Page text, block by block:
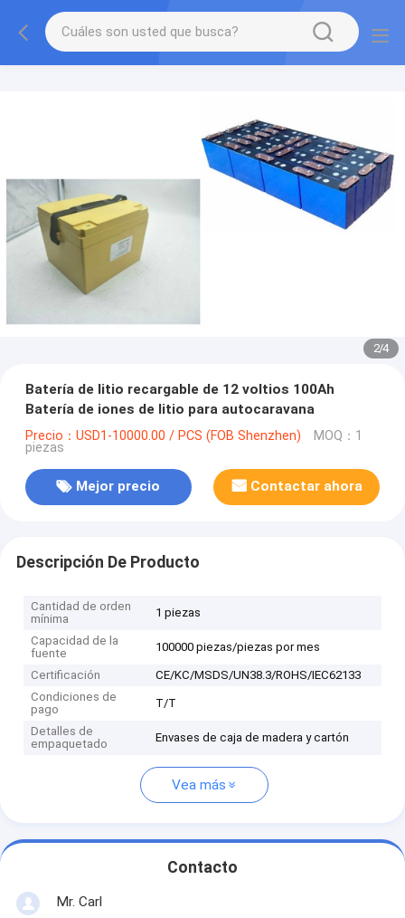
2/4
Batería de litio recargable de 12 voltios 100Ah
Batería de iones de litio para autocaravana
Precio：USD1-10000.00 / PCS (FOB Shenzhen) MOQ：1
piezas
Mejor precio Contactar ahora
Descripción De Producto
Cantidad de orden
mínima
1 piezas
Capacidad de la
fuente
100000 piezas/piezas por mes
Certificación
CE/KC/MSDS/UN38.3/ROHS/IEC62133
Condiciones de
pago
T/T
Detalles de
empaquetado
Envases de caja de madera y cartón
Vea más
Contacto
Mr. Carl